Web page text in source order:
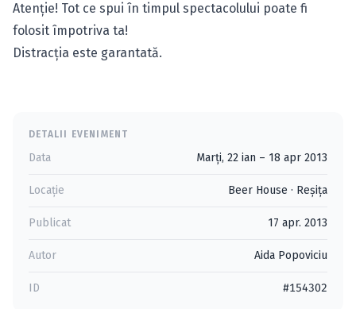
Atenţie! Tot ce spui în timpul spectacolului poate fi
folosit împotriva ta!
Distracţia este garantată.
DETALII EVENIMENT
Data Marți, 22 ian – 18 apr 2013
Locație Beer House · Reşiţa
Publicat 17 apr. 2013
Autor Aida Popoviciu
ID #154302